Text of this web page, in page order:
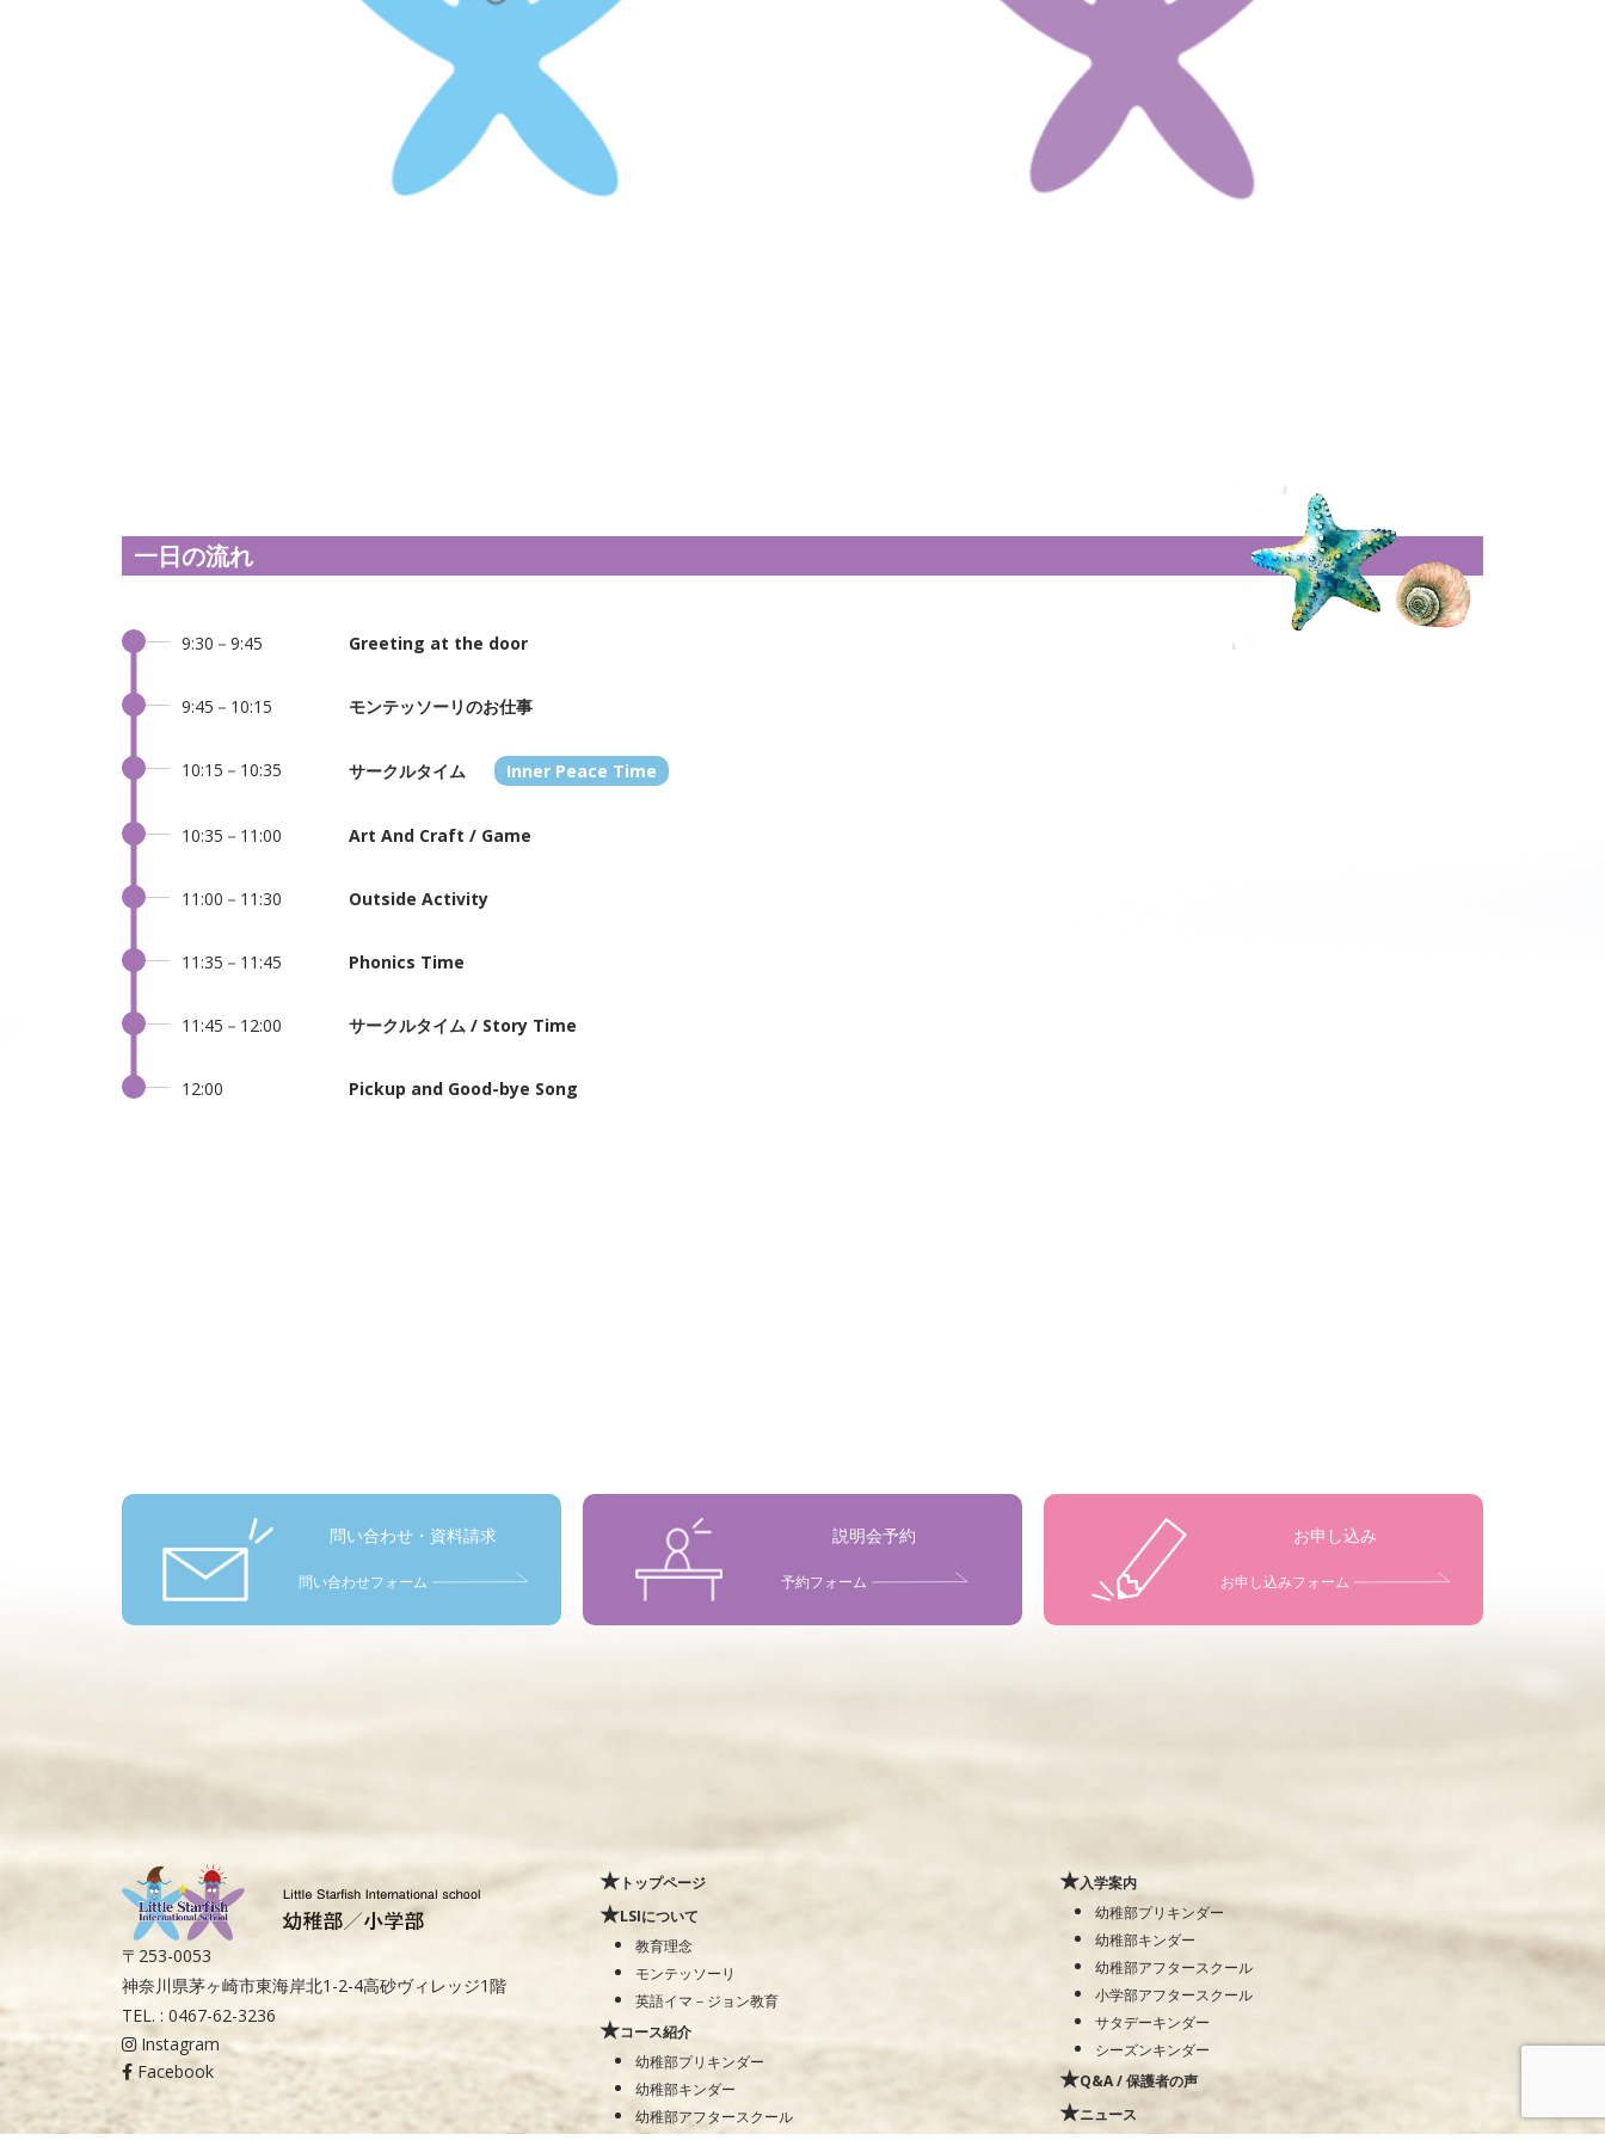
一日の流れ
9:30－9:45 Greeting at the door
9:45－10:15 モンテッソーリのお仕事
10:15－10:35 サークルタイム Inner Peace Time
10:35－11:00 Art And Craft / Game
11:00－11:30 Outside Activity
11:35－11:45 Phonics Time
11:45－12:00 サークルタイム / Story Time
12:00 Pickup and Good-bye Song
問い合わせ・資料請求
問い合わせフォーム
説明会予約
予約フォーム
お申し込み
お申し込みフォーム
〒253-0053
神奈川県茅ヶ崎市東海岸北1-2-4高砂ヴィレッジ1階
TEL. : 0467-62-3236
Instagram
Facebook
トップページ
LSIについて
教育理念
モンテッソーリ
英語イマ－ジョン教育
コース紹介
幼稚部プリキンダー
幼稚部キンダー
幼稚部アフタースクール
入学案内
幼稚部プリキンダー
幼稚部キンダー
幼稚部アフタースクール
小学部アフタースクール
サタデーキンダー
シーズンキンダー
Q&A / 保護者の声
ニュース